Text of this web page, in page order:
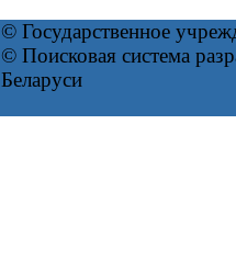
© Государственное
© Поисковая система
Беларуси